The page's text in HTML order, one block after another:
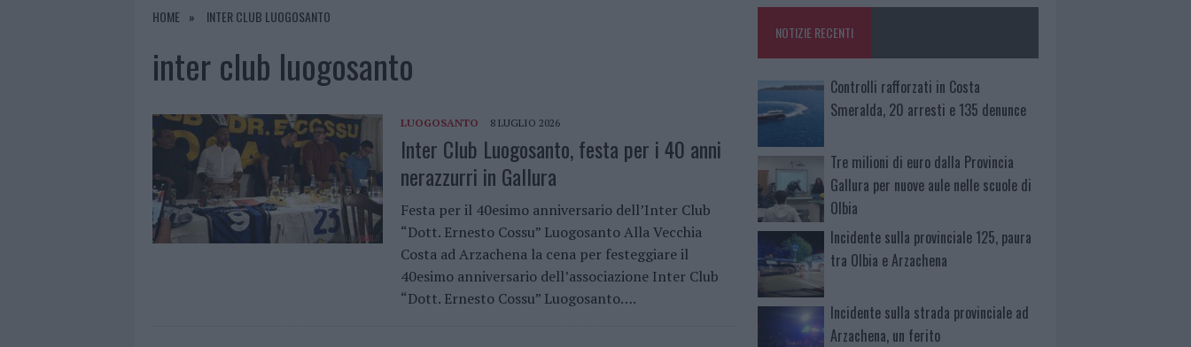
8 AGOSTO 2026
SANGUE, MUSICA E SOLIDARIETÀ CON AVIS OLBIA AL DELTA CENTER
HOME INTER CLUB LUOGOSANTO
inter club luogosanto
LUOGOSANTO 8 LUGLIO 2026
Inter Club Luogosanto, festa per i 40 anni
nerazzurri in Gallura
Festa per il 40esimo anniversario dell’Inter Club
“Dott. Ernesto Cossu” Luogosanto Alla Vecchia
Costa ad Arzachena la cena per festeggiare il
40esimo anniversario dell’associazione Inter Club
“Dott. Ernesto Cossu” Luogosanto….
NOTIZIE RECENTI
Controlli rafforzati in Costa
Smeralda, 20 arresti e 135 denunce
Tre milioni di euro dalla Provincia
Gallura per nuove aule nelle scuole di
Olbia
Incidente sulla provinciale 125, paura
tra Olbia e Arzachena
Incidente sulla strada provinciale ad
Arzachena, un ferito